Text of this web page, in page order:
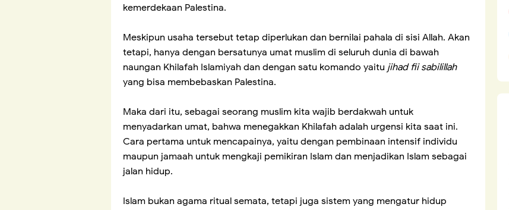
kemerdekaan Palestina.
Meskipun usaha tersebut tetap diperlukan dan bernilai pahala di sisi Allah. Akan
tetapi, hanya dengan bersatunya umat muslim di seluruh dunia di bawah
naungan Khilafah Islamiyah dan dengan satu komando yaitu jihad fii sabilillah
yang bisa membebaskan Palestina.
Maka dari itu, sebagai seorang muslim kita wajib berdakwah untuk
menyadarkan umat, bahwa menegakkan Khilafah adalah urgensi kita saat ini.
Cara pertama untuk mencapainya, yaitu dengan pembinaan intensif individu
maupun jamaah untuk mengkaji pemikiran Islam dan menjadikan Islam sebagai
jalan hidup.
Islam bukan agama ritual semata, tetapi juga sistem yang mengatur hidup